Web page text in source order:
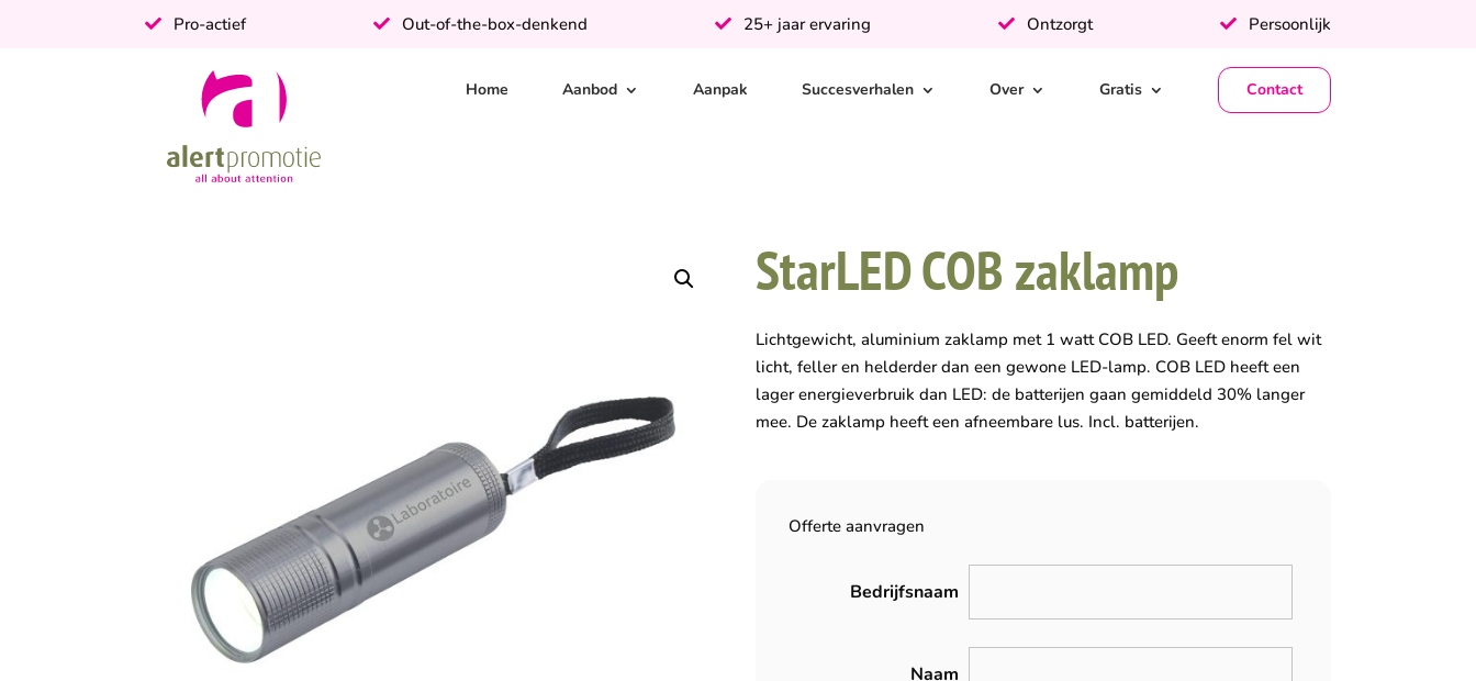
Pro-actief Out-of-the-box-denkend 25+ jaar ervaring Ontzorgt Persoonlijk
Home Aanbod Aanpak Succesverhalen Over Gratis Contact
StarLED COB zaklamp
Lichtgewicht, aluminium zaklamp met 1 watt COB LED. Geeft enorm fel wit
licht, feller en helderder dan een gewone LED-lamp. COB LED heeft een
lager energieverbruik dan LED: de batterijen gaan gemiddeld 30% langer
mee. De zaklamp heeft een afneembare lus. Incl. batterijen.
Offerte aanvragen
Bedrijfsnaam
Naam